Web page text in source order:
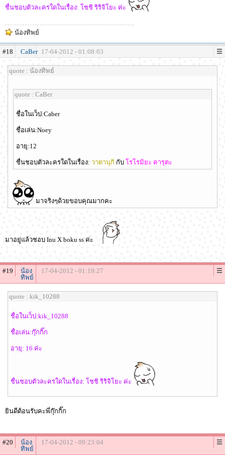
ชื่นชอบตัวละครใดในเรื่อง: โชชิ ริริจิโยะ ค่ะ
น้องทิพย์
#18 CaBer 17-04-2012 - 01:08:03
quote : น้องทิพย์
quote : CaBer
ชื่อในเว็ป:Caber
ชื่อเล่น:Noey
อายุ:12
ชื่นชอบตัวละครใดในเรื่อง: วาตานุกิ กับ โรโรมิยะ คารุตะ
มาจริงๆด้วยขอบคุณมากคะ
มาอยู่แล้วชอบ Inu X boku ss ค่ะ
#19
น้อง
ทิพย์
17-04-2012 - 01:19:27
quote : kik_10288
ชื่อในเว็ป:kik_10288
ชื่อเล่น:กุ๊กกิ๊ก
อายุ: 16 ค่ะ
ชื่นชอบตัวละครใดในเรื่อง: โชชิ ริริจิโยะ ค่ะ
ยินดีต้อนรับคะพี่กุ๊กกิ๊ก
#20
น้อง
ทิพย์
17-04-2012 - 09:23:04